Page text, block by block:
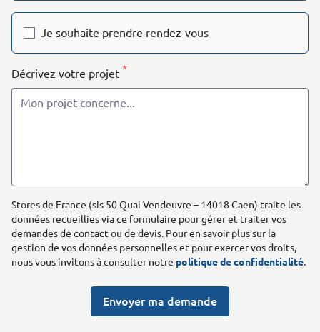
Je souhaite prendre rendez-vous
Décrivez votre projet *
Stores de France (sis 50 Quai Vendeuvre – 14018 Caen) traite les
données recueillies via ce formulaire pour gérer et traiter vos
demandes de contact ou de devis. Pour en savoir plus sur la
gestion de vos données personnelles et pour exercer vos droits,
nous vous invitons à consulter notre politique de confidentialité.
Envoyer ma demande